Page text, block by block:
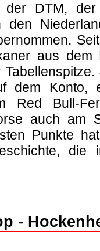
der DTM,
aus dem
dem Konto,
Red Bull-
auch am
Punkte
die
-